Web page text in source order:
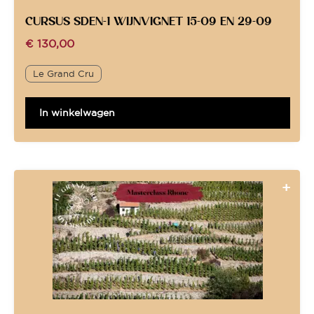
CURSUS SDEN-1 WIJNVIGNET 15-09 EN 29-09
€ 130,00
Le Grand Cru
In winkelwagen